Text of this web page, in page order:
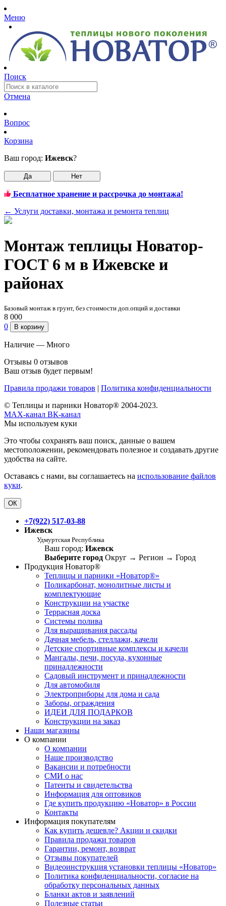
Меню
Поиск
Отмена
Вопрос
Корзина
Ваш город: Ижевск?
Да Нет
Бесплатное хранение и рассрочка до монтажа!
← Услуги доставки, монтажа и ремонта теплиц
Монтаж теплицы Новатор-
ГОСТ 6 м в Ижевске и
районах
Базовый монтаж в грунт, без стоимости доп.опций и доставки
8 000
0
В корзину
Наличие — Много
Отзывы 0 отзывов
Ваш отзыв будет первым!
Правила продажи товаров | Политика конфиденциальности
© Теплицы и парники Новатор® 2004-2023.
MAX-канал ВК-канал
Мы используем куки
Это чтобы сохранять ваш поиск, данные о вашем
местоположении, рекомендовать полезное и создавать другие
удобства на сайте.
Оставаясь с нами, вы соглашаетесь на использование файлов
куки.
ОК
+7(922) 517-03-88
Ижевск
Удмуртская Республика
Ваш город: Ижевск
Выберите город Округ → Регион → Город
Продукция Новатор®
Теплицы и парники «Новатор®»
Поликарбонат, монолитные листы и
комплектующие
Конструкции на участке
Террасная доска
Системы полива
Для выращивания рассады
Дачная мебель, стеллажи, качели
Детские спортивные комплексы и качели
Мангалы, печи, посуда, кухонные
принадлежности
Садовый инструмент и принадлежности
Для автомобиля
Электроприборы для дома и сада
Заборы, ограждения
ИДЕИ ДЛЯ ПОДАРКОВ
Конструкции на заказ
Наши магазины
О компании
О компании
Наше производство
Вакансии и потребности
СМИ о нас
Патенты и свидетельства
Информация для оптовиков
Где купить продукцию «Новатор» в России
Контакты
Информация покупателям
Как купить дешевле? Акции и скидки
Правила продажи товаров
Гарантии, ремонт, возврат
Отзывы покупателей
Видеоинструкция установки теплицы «Новатор»
Политика конфиденциальности, согласие на
обработку персональных данных
Бланки актов и заявлений
Полезные статьи